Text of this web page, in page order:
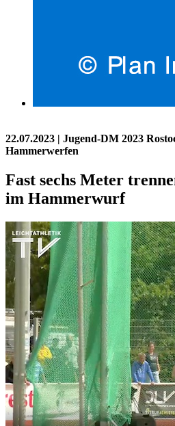
22.07.2023 | Jugend-DM 2023
Hammerwerfen
Fast sechs Meter
im Hammerwurf